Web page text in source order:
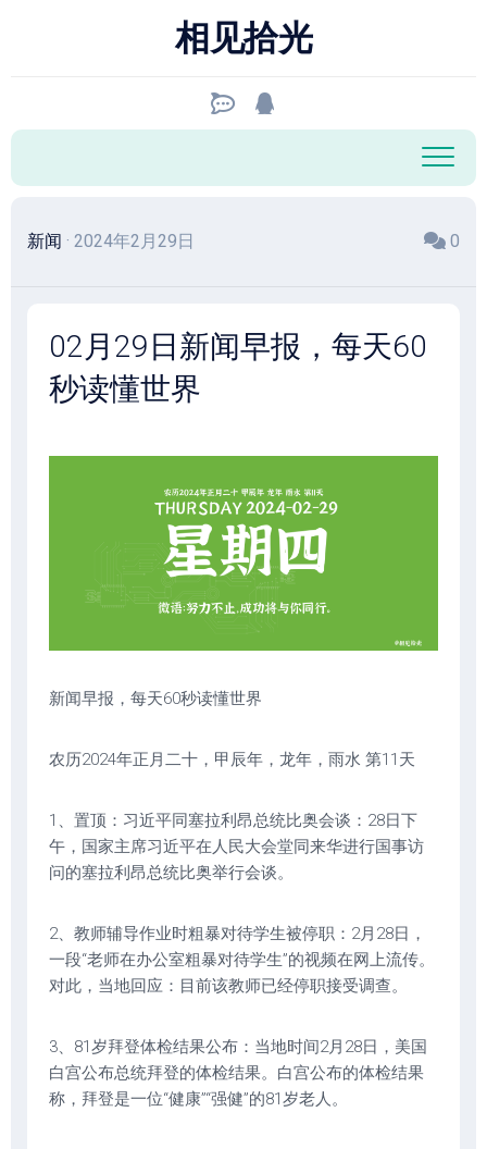
相见拾光
新闻 · 2024年2月29日 0
02月29日新闻早报，每天60
秒读懂世界
新闻早报，每天60秒读懂世界
农历2024年正月二十，甲辰年，龙年，雨水 第11天
1、置顶：习近平同塞拉利昂总统比奥会谈：28日下
午，国家主席习近平在人民大会堂同来华进行国事访
问的塞拉利昂总统比奥举行会谈。
2、教师辅导作业时粗暴对待学生被停职：2月28日，
一段“老师在办公室粗暴对待学生”的视频在网上流传。
对此，当地回应：目前该教师已经停职接受调查。
3、81岁拜登体检结果公布：当地时间2月28日，美国
白宫公布总统拜登的体检结果。白宫公布的体检结果
称，拜登是一位“健康”“强健”的81岁老人。